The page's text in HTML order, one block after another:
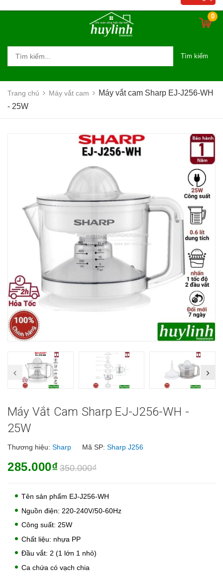
0
Tìm kiếm
Trang chủ Máy vắt cam
Máy vắt cam Sharp EJ-J256-WH
- 25W
Máy Vắt Cam Sharp EJ-J256-WH -
25W
Thương hiệu: Sharp Mã SP: Sharp J256
285.000₫ 350.000₫
Tên sản phẩm EJ-J256-WH
Nguồn điện: 220-240V/50-60Hz
Công suất: 25W
Chất liệu: nhựa PP
Đầu vắt: 2 (1 lớn 1 nhỏ)
Ca chứa có vạch chia